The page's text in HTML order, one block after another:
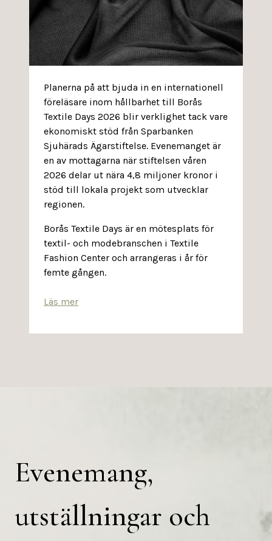
Planerna på att bjuda in en internationell
föreläsare inom hållbarhet till Borås
Textile Days 2026 blir verklighet tack vare
ekonomiskt stöd från Sparbanken
Sjuhärads Ägarstiftelse. Evenemanget är
en av mottagarna när stiftelsen våren
2026 delar ut nära 4,8 miljoner kronor i
stöd till lokala projekt som utvecklar
regionen.
Borås Textile Days är en mötesplats för
textil- och modebranschen i Textile
Fashion Center och arrangeras i år för
femte gången.
Läs mer
Evenemang,
utställningar och